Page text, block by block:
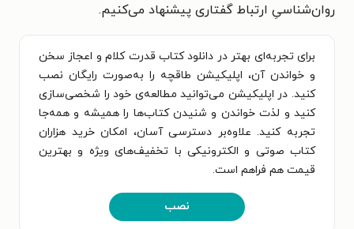
روان‌شناسیِ ارتباط گفتاری پیشنهاد می‌کنیم.
برای تجربه‌ای بهتر در دانلود کتاب قدرت کلام و اعجاز سخن
و خواندن آن، اپلیکیشن طاقچه را به‌صورت رایگان نصب
کنید. در اپلیکیشن می‌توانید مطالعه‌ی خود را شخصی‌سازی
کنید و لذت خواندن و شنیدن کتاب‌ها را همیشه و همه‌جا
تجربه کنید. علاوه‌بر دسترسی آسان، امکان خرید هزاران
کتاب صوتی و الکترونیکی با تخفیف‌های ویژه و بهترین
قیمت هم فراهم است.
نصب